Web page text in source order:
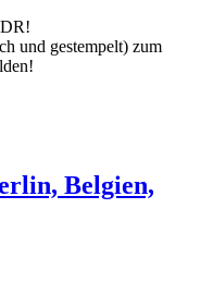
und gestempelt) zum
Belgien,